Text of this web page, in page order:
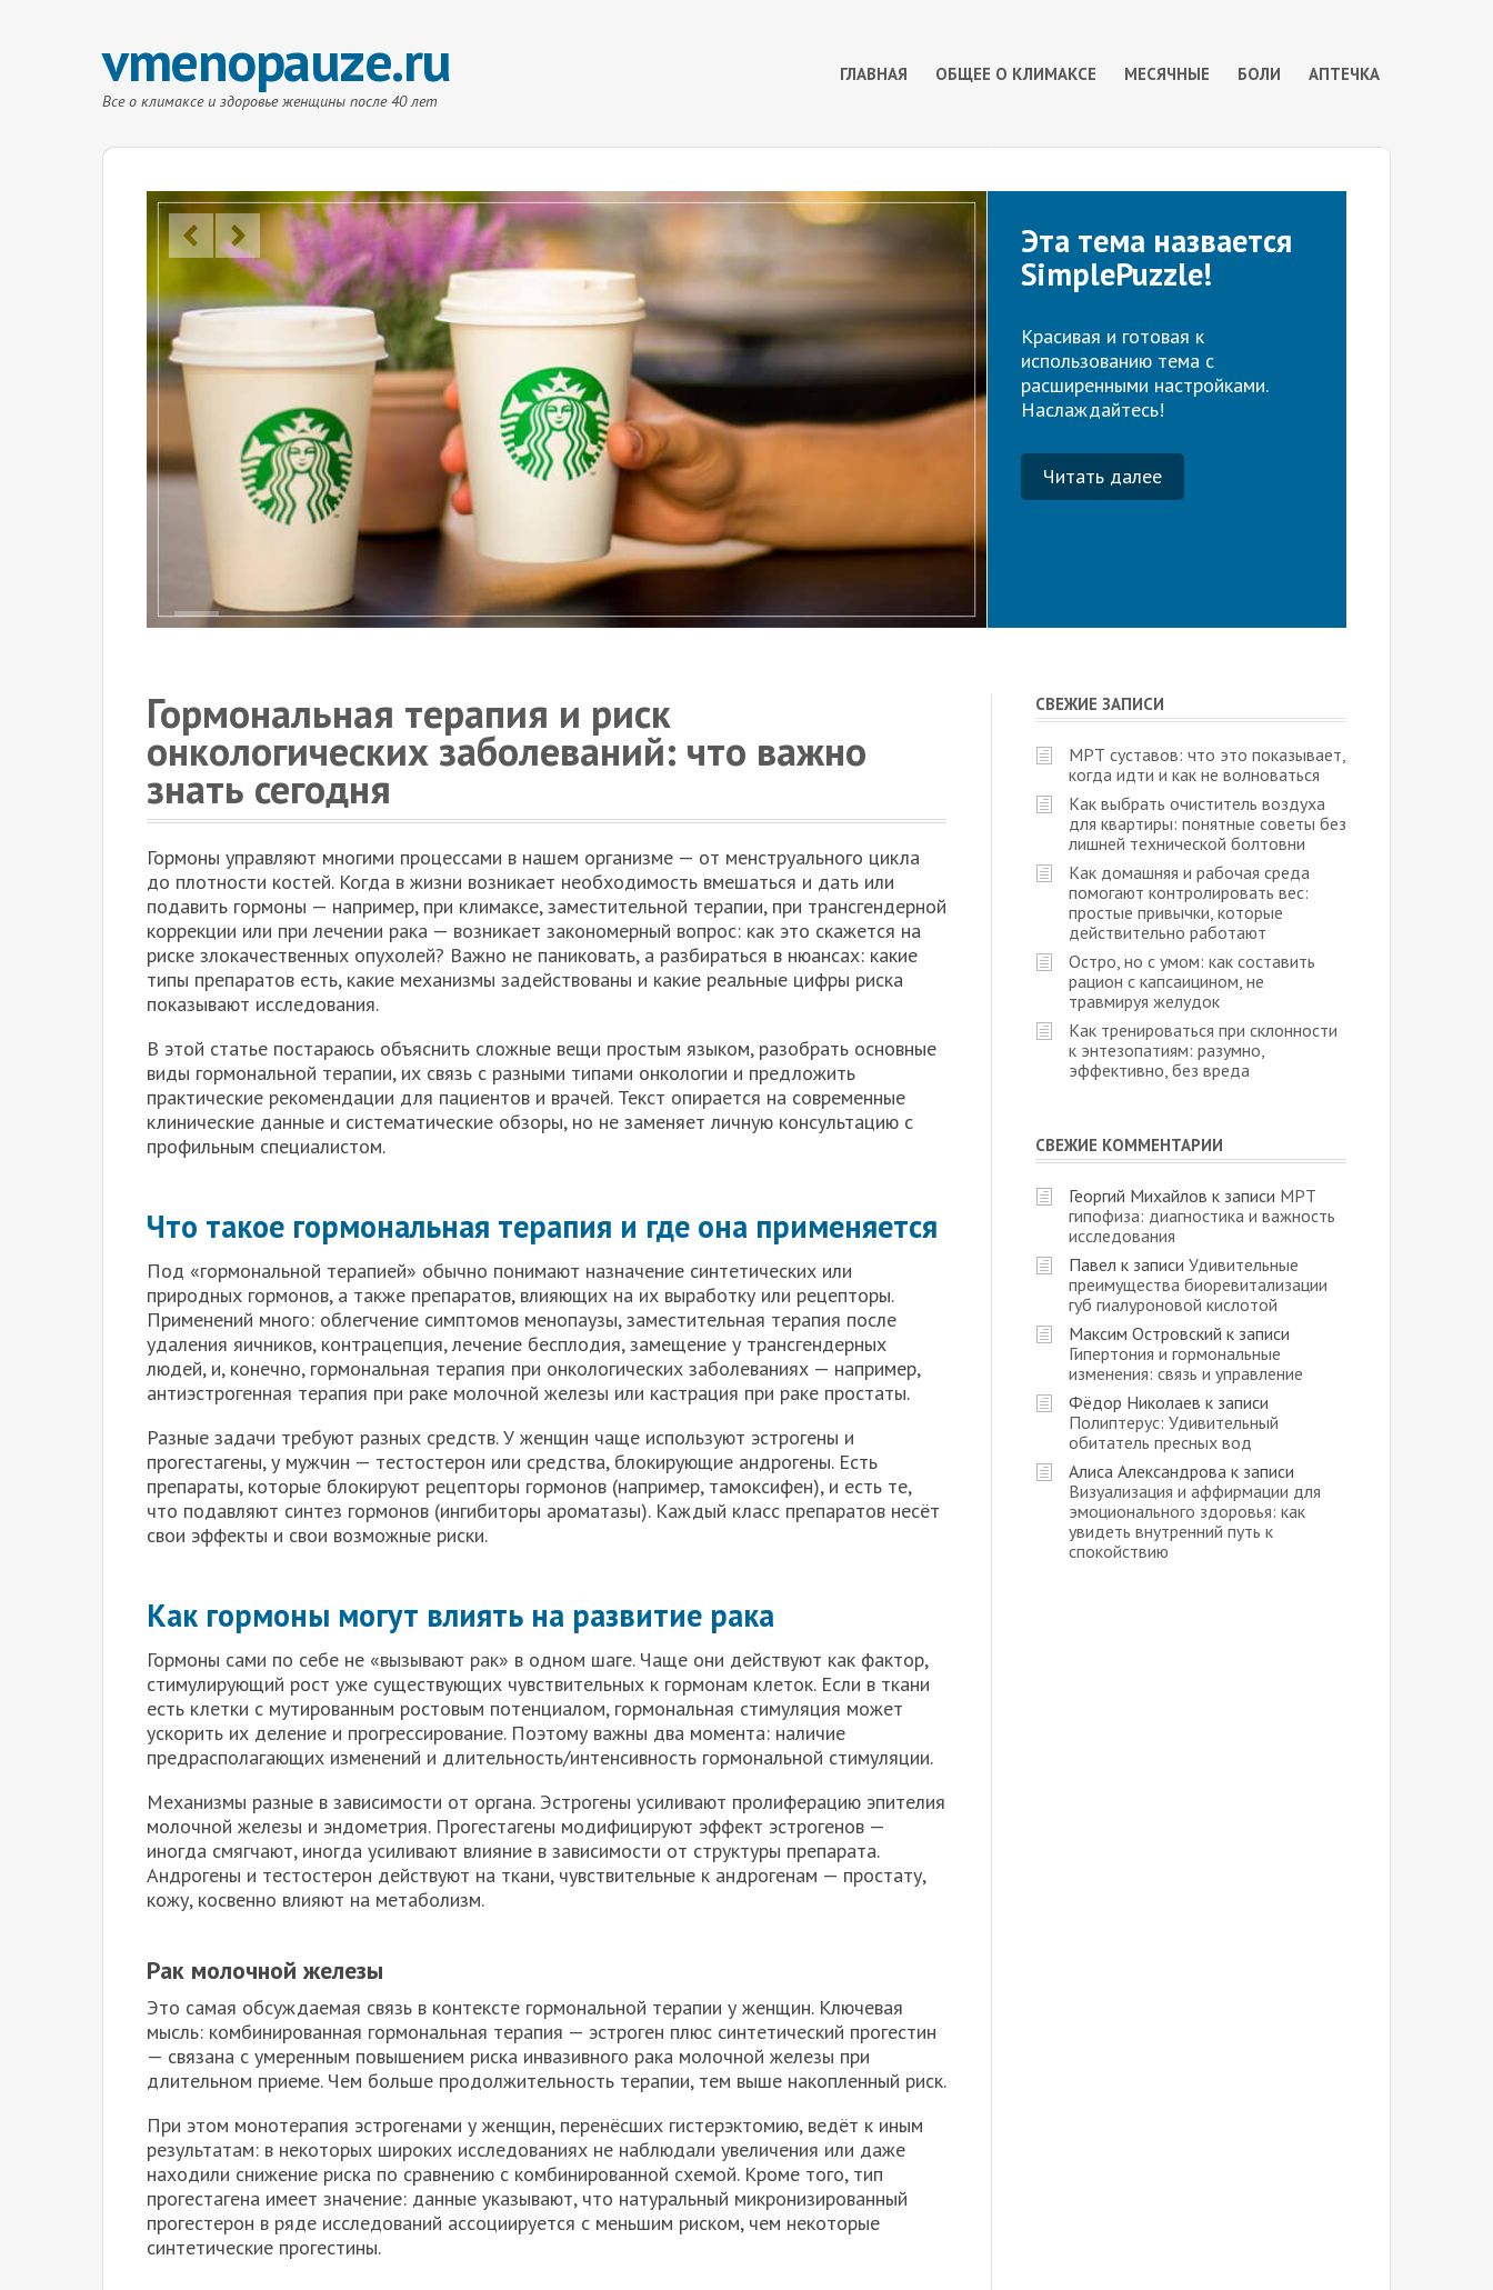
vmenopauze.ru
Все о климаксе и здоровье женщины после 40 лет
ГЛАВНАЯ ОБЩЕЕ О КЛИМАКСЕ МЕСЯЧНЫЕ БОЛИ АПТЕЧКА
Эта тема назвается
SimplePuzzle!
Красивая и готовая к
использованию тема с
расширенными настройками.
Наслаждайтесь!
Читать далее
Гормональная терапия и риск
онкологических заболеваний: что важно
знать сегодня
Гормоны управляют многими процессами в нашем организме — от менструального цикла
до плотности костей. Когда в жизни возникает необходимость вмешаться и дать или
подавить гормоны — например, при климаксе, заместительной терапии, при трансгендерной
коррекции или при лечении рака — возникает закономерный вопрос: как это скажется на
риске злокачественных опухолей? Важно не паниковать, а разбираться в нюансах: какие
типы препаратов есть, какие механизмы задействованы и какие реальные цифры риска
показывают исследования.
В этой статье постараюсь объяснить сложные вещи простым языком, разобрать основные
виды гормональной терапии, их связь с разными типами онкологии и предложить
практические рекомендации для пациентов и врачей. Текст опирается на современные
клинические данные и систематические обзоры, но не заменяет личную консультацию с
профильным специалистом.
Что такое гормональная терапия и где она применяется
Под «гормональной терапией» обычно понимают назначение синтетических или
природных гормонов, а также препаратов, влияющих на их выработку или рецепторы.
Применений много: облегчение симптомов менопаузы, заместительная терапия после
удаления яичников, контрацепция, лечение бесплодия, замещение у трансгендерных
людей, и, конечно, гормональная терапия при онкологических заболеваниях — например,
антиэстрогенная терапия при раке молочной железы или кастрация при раке простаты.
Разные задачи требуют разных средств. У женщин чаще используют эстрогены и
прогестагены, у мужчин — тестостерон или средства, блокирующие андрогены. Есть
препараты, которые блокируют рецепторы гормонов (например, тамоксифен), и есть те,
что подавляют синтез гормонов (ингибиторы ароматазы). Каждый класс препаратов несёт
свои эффекты и свои возможные риски.
Как гормоны могут влиять на развитие рака
Гормоны сами по себе не «вызывают рак» в одном шаге. Чаще они действуют как фактор,
стимулирующий рост уже существующих чувствительных к гормонам клеток. Если в ткани
есть клетки с мутированным ростовым потенциалом, гормональная стимуляция может
ускорить их деление и прогрессирование. Поэтому важны два момента: наличие
предрасполагающих изменений и длительность/интенсивность гормональной стимуляции.
Механизмы разные в зависимости от органа. Эстрогены усиливают пролиферацию эпителия
молочной железы и эндометрия. Прогестагены модифицируют эффект эстрогенов —
иногда смягчают, иногда усиливают влияние в зависимости от структуры препарата.
Андрогены и тестостерон действуют на ткани, чувствительные к андрогенам — простату,
кожу, косвенно влияют на метаболизм.
Рак молочной железы
Это самая обсуждаемая связь в контексте гормональной терапии у женщин. Ключевая
мысль: комбинированная гормональная терапия — эстроген плюс синтетический прогестин
— связана с умеренным повышением риска инвазивного рака молочной железы при
длительном приеме. Чем больше продолжительность терапии, тем выше накопленный риск.
При этом монотерапия эстрогенами у женщин, перенёсших гистерэктомию, ведёт к иным
результатам: в некоторых широких исследованиях не наблюдали увеличения или даже
находили снижение риска по сравнению с комбинированной схемой. Кроме того, тип
прогестагена имеет значение: данные указывают, что натуральный микронизированный
прогестерон в ряде исследований ассоциируется с меньшим риском, чем некоторые
синтетические прогестины.
СВЕЖИЕ ЗАПИСИ
МРТ суставов: что это показывает,
когда идти и как не волноваться
Как выбрать очиститель воздуха
для квартиры: понятные советы без
лишней технической болтовни
Как домашняя и рабочая среда
помогают контролировать вес:
простые привычки, которые
действительно работают
Остро, но с умом: как составить
рацион с капсаицином, не
травмируя желудок
Как тренироваться при склонности
к энтезопатиям: разумно,
эффективно, без вреда
СВЕЖИЕ КОММЕНТАРИИ
Георгий Михайлов к записи МРТ
гипофиза: диагностика и важность
исследования
Павел к записи Удивительные
преимущества биоревитализации
губ гиалуроновой кислотой
Максим Островский к записи
Гипертония и гормональные
изменения: связь и управление
Фёдор Николаев к записи
Полиптерус: Удивительный
обитатель пресных вод
Алиса Александрова к записи
Визуализация и аффирмации для
эмоционального здоровья: как
увидеть внутренний путь к
спокойствию